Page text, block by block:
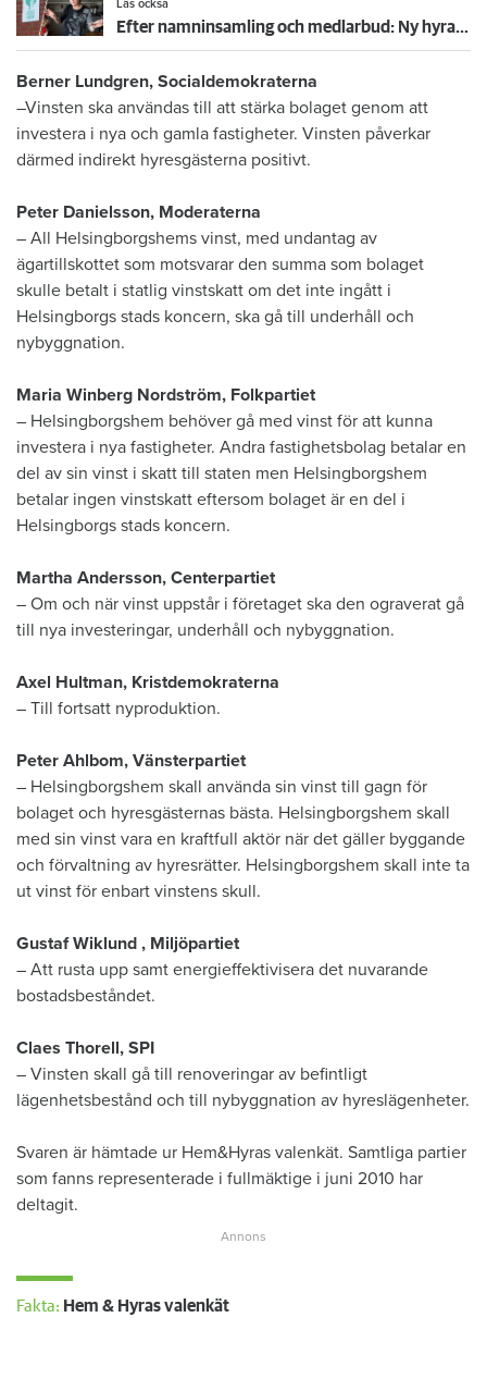
Läs också
Efter namninsamling och medlarbud: Ny hyra för 12 000 boende
Berner Lundgren, Socialdemokraterna
–Vinsten ska användas till att stärka bolaget genom att
investera i nya och gamla fastigheter. Vinsten påverkar
därmed indirekt hyresgästerna positivt.
Peter Danielsson, Moderaterna
– All Helsingborgshems vinst, med undantag av
ägartillskottet som motsvarar den summa som bolaget
skulle betalt i statlig vinstskatt om det inte ingått i
Helsingborgs stads koncern, ska gå till underhåll och
nybyggnation.
Maria Winberg Nordström, Folkpartiet
– Helsingborgshem behöver gå med vinst för att kunna
investera i nya fastigheter. Andra fastighetsbolag betalar en
del av sin vinst i skatt till staten men Helsingborgshem
betalar ingen vinstskatt eftersom bolaget är en del i
Helsingborgs stads koncern.
Martha Andersson, Centerpartiet
– Om och när vinst uppstår i företaget ska den ograverat gå
till nya investeringar, underhåll och nybyggnation.
Axel Hultman, Kristdemokraterna
– Till fortsatt nyproduktion.
Peter Ahlbom, Vänsterpartiet
– Helsingborgshem skall använda sin vinst till gagn för
bolaget och hyresgästernas bästa. Helsingborgshem skall
med sin vinst vara en kraftfull aktör när det gäller byggande
och förvaltning av hyresrätter. Helsingborgshem skall inte ta
ut vinst för enbart vinstens skull.
Gustaf Wiklund , Miljöpartiet
– Att rusta upp samt energieffektivisera det nuvarande
bostadsbeståndet.
Claes Thorell, SPI
– Vinsten skall gå till renoveringar av befintligt
lägenhetsbestånd och till nybyggnation av hyreslägenheter.
Svaren är hämtade ur Hem&Hyras valenkät. Samtliga partier
som fanns representerade i fullmäktige i juni 2010 har
deltagit.
Fakta: Hem & Hyras valenkät